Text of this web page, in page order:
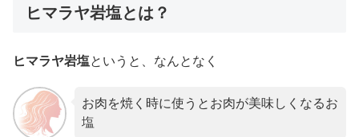
ヒマラヤ岩塩とは？
ヒマラヤ岩塩というと、なんとなく
お肉を焼く時に使うとお肉が美味しくなるお
塩